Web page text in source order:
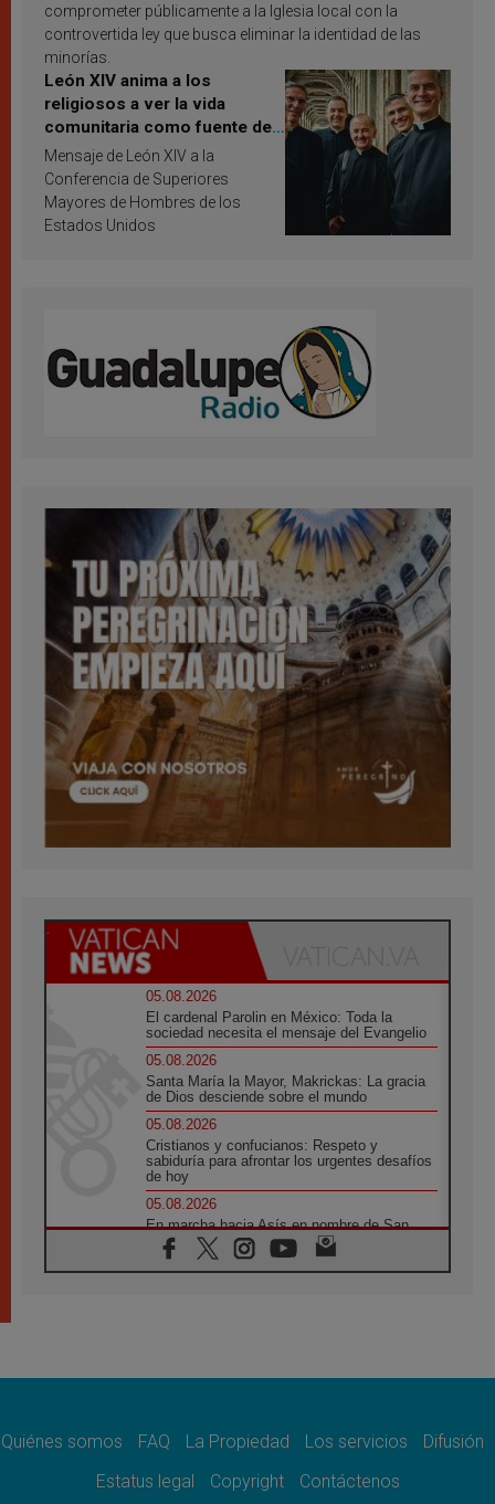
comprometer públicamente a la Iglesia local con la
controvertida ley que busca eliminar la identidad de las
minorías.
León XIV anima a los
religiosos a ver la vida
comunitaria como fuente de
inspiración y santificación
Mensaje de León XIV a la
Conferencia de Superiores
Mayores de Hombres de los
Estados Unidos
05.08.2026
El cardenal Parolin en México: Toda la
sociedad necesita el mensaje del Evangelio
05.08.2026
Santa María la Mayor, Makrickas: La gracia
de Dios desciende sobre el mundo
05.08.2026
Cristianos y confucianos: Respeto y
sabiduría para afrontar los urgentes desafíos
de hoy
05.08.2026
En marcha hacia Asís en nombre de San
Francisco, a la espera de León
05.08.2026
quienes bendicen la guerra
Ucrania: Ataque masivo en Kyiv durante la
Quiénes somos FAQ La Propiedad Los servicios
Difusión
Estatus legal
Copyright Contáctenos